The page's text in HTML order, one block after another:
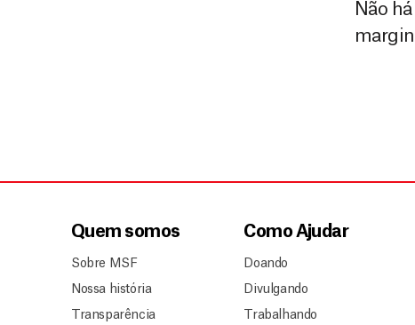
Não
Quem somos
Sobre MSF
Nossa história
Transparência
Como Ajudar
Doando
Divulgando
Trabalhando